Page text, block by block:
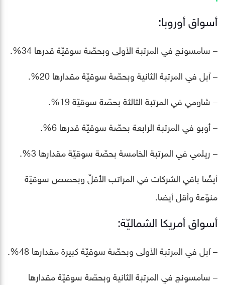
أسواق أوروبا:
– سامسونج في المرتبة الأولى وبحصّة سوقيّة قدرها 34%.
– آبل في المرتبة الثانية وبحصّة سوقيّة مقدارها 20%.
– شاومي في المرتبة الثالثة بحصّة سوقيّة 19%.
– أوبو في المرتبة الرابعة بحصّة سوقيّة قدرها 6%.
– ريلمي في المرتبة الخامسة بحصّة سوقيّة مقدارها 3%.
أيضًا باقي الشركات في المراتب الأقلّ وبحصص سوقيّة
منوّعة وأقل أيضا.
أسواق أمريكا الشماليّة:
– آبل في المرتبة الأولى وبحصّة سوقيّة كبيرة مقدارها 48%.
– سامسونج في المرتبة الثانية وبحصّة سوقيّة مقدارها